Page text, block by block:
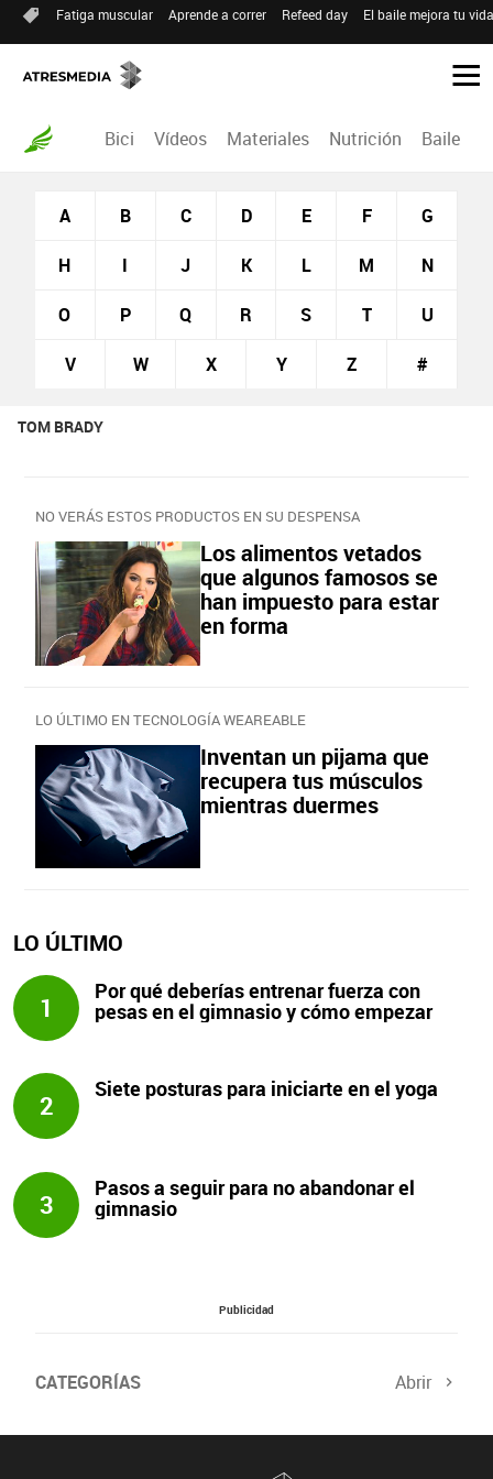
Fatiga muscular Aprende a correr Refeed day El baile mejora tu
Bici Vídeos Materiales Nutrición Baile
A B C D E F G
H I J K L M N
O P Q R S T U
V W X Y Z #
TOM BRADY
NO VERÁS ESTOS PRODUCTOS EN SU DESPENSA
Los alimentos vetados
que algunos famosos se
han impuesto para estar
en forma
LO ÚLTIMO EN TECNOLOGÍA WEAREABLE
Inventan un pijama que
recupera tus músculos
mientras duermes
LO ÚLTIMO
1
Por qué deberías entrenar fuerza con
pesas en el gimnasio y cómo empezar
2
Siete posturas para iniciarte en el yoga
3
Pasos a seguir para no abandonar el
gimnasio
Publicidad
CATEGORÍAS Abrir
Salud sexual El tiempo Viajes y planes